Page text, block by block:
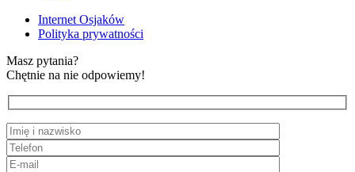
Internet Osjaków
Polityka prywatności
Masz pytania?
Chętnie na nie odpowiemy!